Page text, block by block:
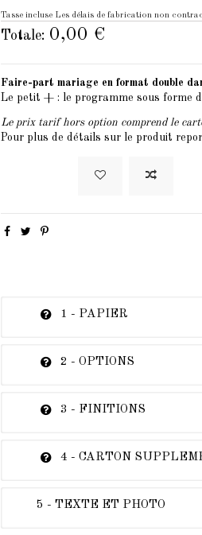
Tasse incluse Les délais de fabrication non
Totale: 0,00 €
Faire-part mariage en format double
Le petit + : le programme sous forme
Le prix tarif hors option comprend le
Pour plus de détails sur le produit
1 - PAPIER
2 - OPTIONS
3 - FINITIONS
4 - CARTON
5 - TEXTE ET PHOTO